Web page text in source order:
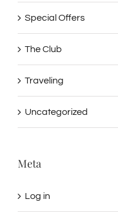
Special Offers
The Club
Traveling
Uncategorized
Meta
Log in